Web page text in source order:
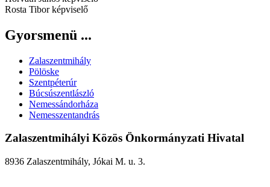
Rosta Tibor képviselő
Gyorsmenü ...
Zalaszentmihály
Pölöske
Szentpéterúr
Búcsúszentlászló
Nemessándorháza
Nemesszentandrás
Zalaszentmihályi Közös Önkormányzati Hivatal
8936 Zalaszentmihály, Jókai M. u. 3.